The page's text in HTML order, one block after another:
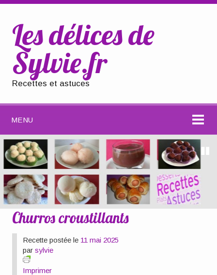
Les délices de
Sylvie.fr
Recettes et astuces
MENU
Churros croustillants
Recette postée le 11 mai 2025
parsylvie
Imprimer